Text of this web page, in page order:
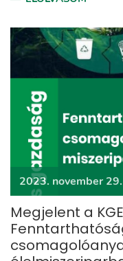
2023. november 29.
Megjelent a